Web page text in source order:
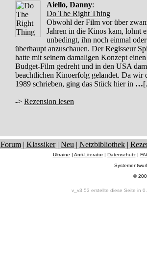
Aiello, Danny:
Do The Right Thing
Obwohl der Film vor über
Jahren in die Kinos kam, lohnt
unbedingt, ihn noch einmal oder
überhaupt anzuschauen. Der Regisseur
hatte mit seinem damaligen Konzept
Budget-Film gedreht und in den USA
beachtlichen Kinoerfolg gelandet. Da wir
1989 schrieben, ging das Stück hier in …
-> Rezension lesen
Forum | Klassiker| Neu | Netzbibliothek |
Ukraine | Anti-Literatur| Datenschutz|
©
v_v3.53 erstellte diese Seite in